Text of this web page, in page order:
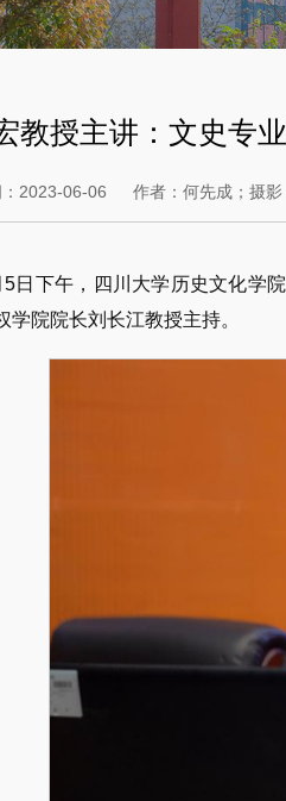
教授主讲：文史专
2023-06-06 作者：何先成；摄影
5日下午，四川大学历史文化学
学院院长刘长江教授主持。